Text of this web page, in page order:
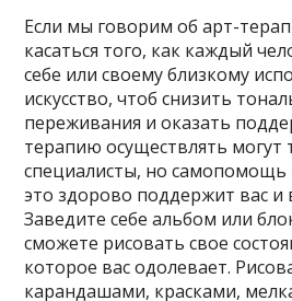
Если мы говорим об арт-
касаться того, как каждый
себе или своему близкому
искусство, чтоб снизить
переживания и оказать
терапию осуществлять могут
специалисты, но самопомощь
это здорово поддержит вас и
Заведите себе альбом или
сможете рисовать свое
которое вас одолевает.
карандашами, красками,